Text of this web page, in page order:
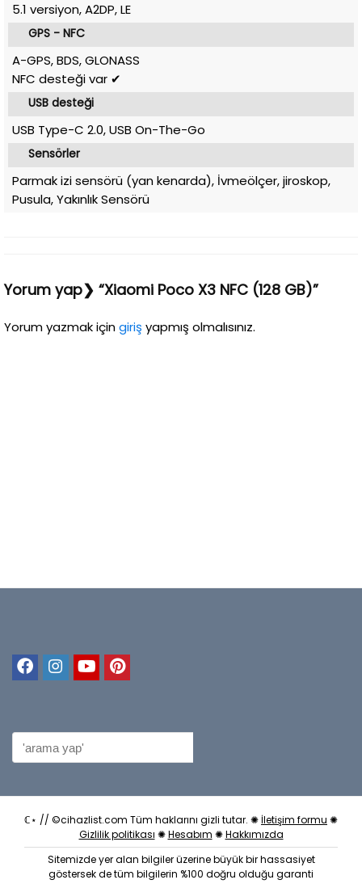
5.1 versiyon, A2DP, LE
GPS - NFC
A-GPS, BDS, GLONASS
NFC desteği var ✔
USB desteği
USB Type-C 2.0, USB On-The-Go
Sensörler
Parmak izi sensörü (yan kenarda), İvmeölçer, jiroskop,
Pusula, Yakınlık Sensörü
Yorum yap❯ “Xiaomi Poco X3 NFC (128 GB)”
Yorum yazmak içingiriş yapmış olmalısınız.
ℂ⋆ // ©cihazlist.com Tüm haklarını gizli tutar. ✺ İletişim formu ✺
Gizlilik politikası ✺Hesabım ✺Hakkımızda
Sitemizde yer alan bilgiler üzerine büyük bir hassasiyet
göstersek de tüm bilgilerin %100 doğru olduğu garanti